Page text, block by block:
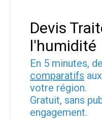
Devis
l'humidité
En 5 minutes,
comparatifs aux
votre région.
Gratuit, sans
engagement.